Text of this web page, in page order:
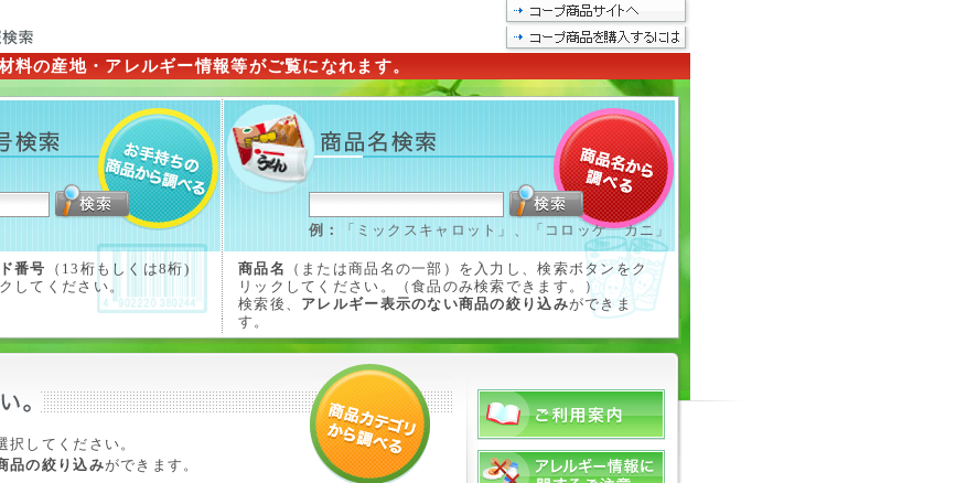
料の産地・アレルギー情報等がご覧になれます。
例： 「ミックスキャロット」、「コロッケ カニ」
番号
（13桁もしくは8桁)
してください。
商品名
（または商品名の一部）を入力し、検索ボタンをク
リックしてください。（食品のみ検索できます。）
検索後、 アレルギー表示のない商品の絞り込みができま
す。
択してください。
品の絞り込みができます。